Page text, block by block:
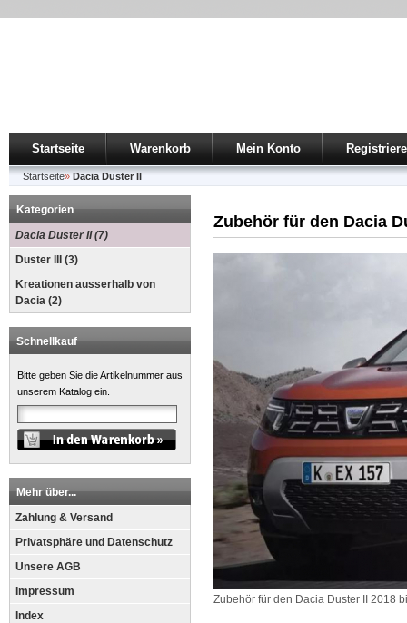
Startseite Warenkorb Mein Konto
Startseite» Dacia Duster II
Kategorien
Dacia Duster II (7)
Duster III (3)
Kreationen ausserhalb von
Dacia (2)
Schnellkauf
Bitte geben Sie die Artikelnummer aus
unserem Katalog ein.
Mehr über...
Zahlung & Versand
Privatsphäre und Datenschutz
Unsere AGB
Impressum
Index
Zubehör für den Dacia
Zubehör für den Dacia Duster II 2018